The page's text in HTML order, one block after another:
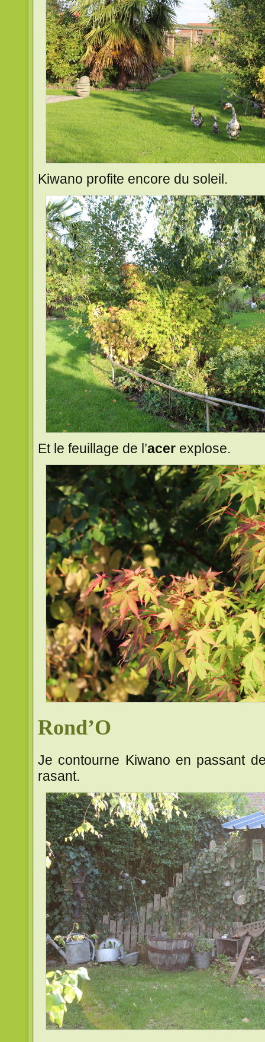
Kiwano profite encore du soleil.
Et le feuillage de l’acer explose.
Rond’O
Je contourne Kiwano en passant
rasant.